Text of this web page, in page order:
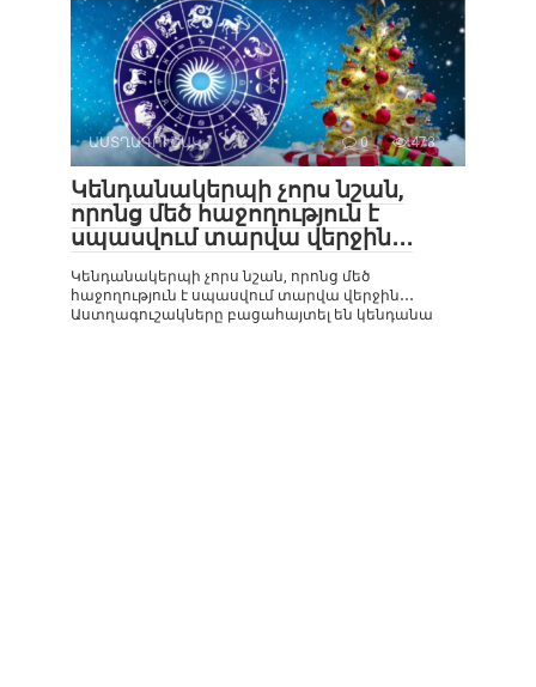
ԱՍՏՂԱԳՈՒՇԱԿ 0 473
Կենդանակերպի չորս նշան,
որոնց մեծ հաջողություն է
սպասվում տարվա վերջին․․․
Կենդանակերպի չորս նշան, որոնց մեծ
հաջողություն է սպասվում տարվա վերջին․․․
Աստղագուշակները բացահայտել են կենդանա